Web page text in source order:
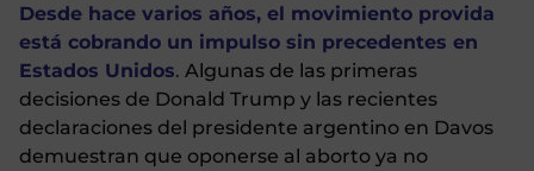
Desde hace varios años, el movimiento provida
está cobrando un impulso sin precedentes en
Estados Unidos. Algunas de las primeras
decisiones de Donald Trump y las recientes
declaraciones del presidente argentino en Davos
demuestran que oponerse al aborto ya no